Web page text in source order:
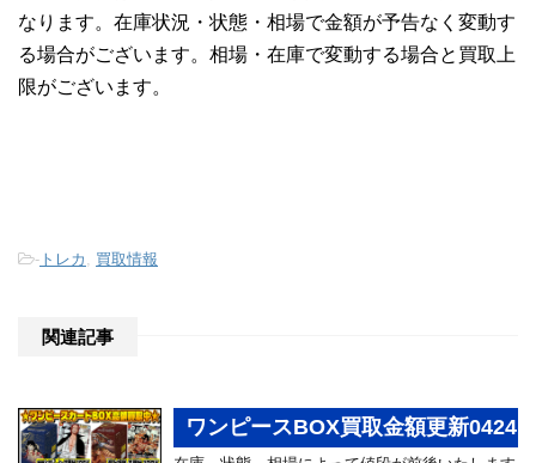
なります。在庫状況・状態・相場で金額が予告なく変動す
る場合がございます。相場・在庫で変動する場合と買取上
限がございます。
- トレカ 買取情報
関連記事
ワンピースBOX買取金額更新0424